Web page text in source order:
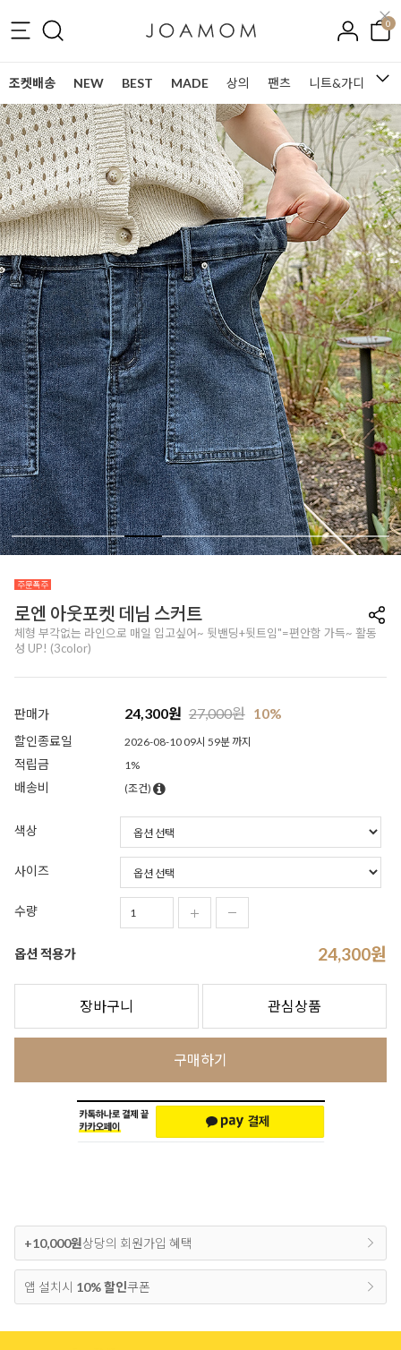
0
조켓배송 NEW BEST MADE 상의 팬츠 니트&가디건
로엔 아웃포켓 데님 스커트
체형 부각없는 라인으로 매일 입고싶어~ 뒷밴딩+뒷트임"=편안함 가득~ 활동
성 UP! (3color)
판매가 24,300원 27,000원 10%
할인종료일 2026-08-10 09시 59분 까지
적립금 1%
배송비 (조건)
색상
사이즈
수량
옵션 적용가 24,300원
장바구니 관심상품
구매하기
+10,000원상당의 회원가입 혜택
앱 설치시 10% 할인쿠폰